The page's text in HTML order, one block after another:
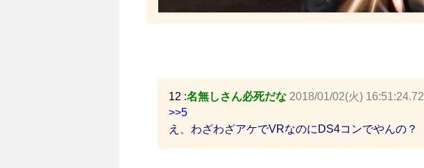
12 :名無しさん必死だな 2018/01/02(火) 16:51:24.72
>>5
え、わざわざアケでVRなのにDS4コンでやんの？